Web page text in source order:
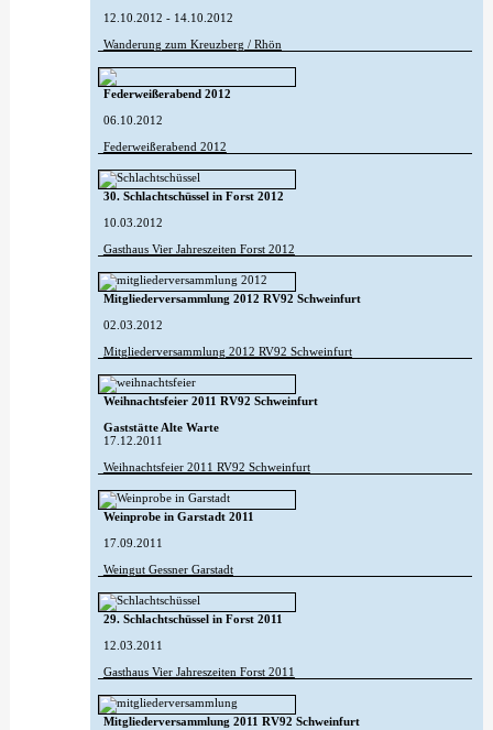
12.10.2012 - 14.10.2012
Wanderung zum Kreuzberg / Rhön
Federweißerabend 2012
06.10.2012
Federweißerabend 2012
30. Schlachtschüssel in Forst 2012
10.03.2012
Gasthaus Vier Jahreszeiten Forst 2012
Mitgliederversammlung 2012 RV92 Schweinfurt
02.03.2012
Mitgliederversammlung 2012 RV92 Schweinfurt
Weihnachtsfeier 2011 RV92 Schweinfurt
Gaststätte Alte Warte
17.12.2011
Weihnachtsfeier 2011 RV92 Schweinfurt
Weinprobe in Garstadt 2011
17.09.2011
Weingut Gessner Garstadt
29. Schlachtschüssel in Forst 2011
12.03.2011
Gasthaus Vier Jahreszeiten Forst 2011
Mitgliederversammlung 2011 RV92 Schweinfurt